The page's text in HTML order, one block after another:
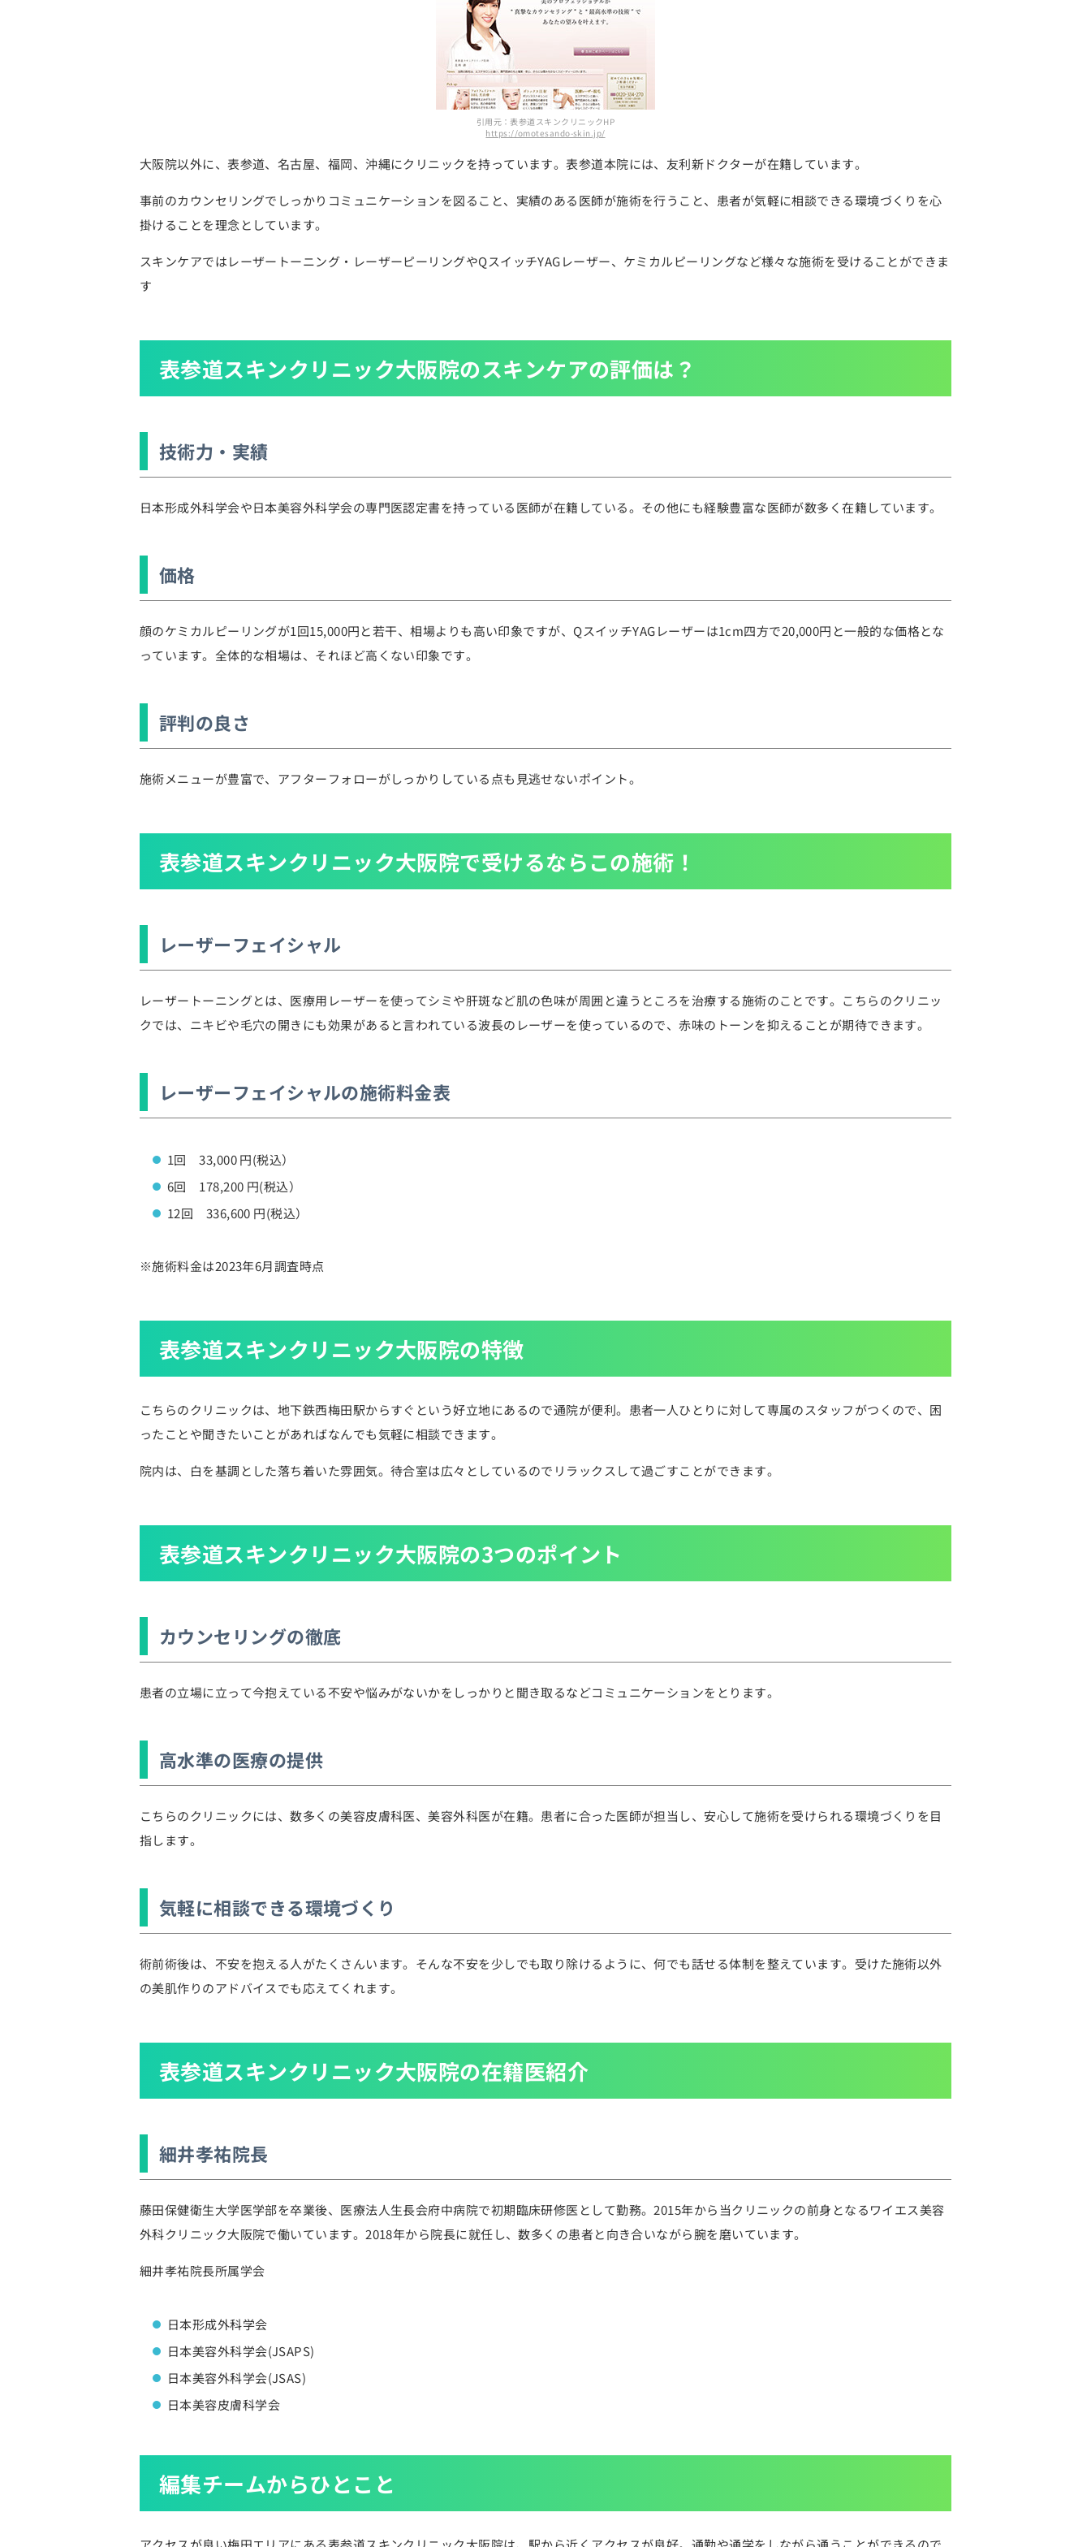
引用元：表参道スキンクリニックHP
https://omotesando-skin.jp/
大阪院以外に、表参道、名古屋、福岡、沖縄にクリニックを持っています。表参道本院には、友利新ドクターが在籍しています。
事前のカウンセリングでしっかりコミュニケーションを図ること、実績のある医師が施術を行うこと、患者が気軽に相談できる環境づくりを心
掛けることを理念としています。
スキンケアではレーザートーニング・レーザーピーリングやQスイッチYAGレーザー、ケミカルピーリングなど様々な施術を受けることができま
す
表参道スキンクリニック大阪院のスキンケアの評価は？
技術力・実績
日本形成外科学会や日本美容外科学会の専門医認定書を持っている医師が在籍している。その他にも経験豊富な医師が数多く在籍しています。
価格
顔のケミカルピーリングが1回15,000円と若干、相場よりも高い印象ですが、QスイッチYAGレーザーは1cm四方で20,000円と一般的な価格とな
っています。全体的な相場は、それほど高くない印象です。
評判の良さ
施術メニューが豊富で、アフターフォローがしっかりしている点も見逃せないポイント。
表参道スキンクリニック大阪院で受けるならこの施術！
レーザーフェイシャル
レーザートーニングとは、医療用レーザーを使ってシミや肝斑など肌の色味が周囲と違うところを治療する施術のことです。こちらのクリニッ
クでは、ニキビや毛穴の開きにも効果があると言われている波長のレーザーを使っているので、赤味のトーンを抑えることが期待できます。
レーザーフェイシャルの施術料金表
1回 33,000 円(税込）
6回 178,200 円(税込）
12回 336,600 円(税込）
※施術料金は2023年6月調査時点
表参道スキンクリニック大阪院の特徴
こちらのクリニックは、地下鉄西梅田駅からすぐという好立地にあるので通院が便利。患者一人ひとりに対して専属のスタッフがつくので、困
ったことや聞きたいことがあればなんでも気軽に相談できます。
院内は、白を基調とした落ち着いた雰囲気。待合室は広々としているのでリラックスして過ごすことができます。
表参道スキンクリニック大阪院の3つのポイント
カウンセリングの徹底
患者の立場に立って今抱えている不安や悩みがないかをしっかりと聞き取るなどコミュニケーションをとります。
高水準の医療の提供
こちらのクリニックには、数多くの美容皮膚科医、美容外科医が在籍。患者に合った医師が担当し、安心して施術を受けられる環境づくりを目
指します。
気軽に相談できる環境づくり
術前術後は、不安を抱える人がたくさんいます。そんな不安を少しでも取り除けるように、何でも話せる体制を整えています。受けた施術以外
の美肌作りのアドバイスでも応えてくれます。
表参道スキンクリニック大阪院の在籍医紹介
細井孝祐院長
藤田保健衛生大学医学部を卒業後、医療法人生長会府中病院で初期臨床研修医として勤務。2015年から当クリニックの前身となるワイエス美容
外科クリニック大阪院で働いています。2018年から院長に就任し、数多くの患者と向き合いながら腕を磨いています。
細井孝祐院長所属学会
日本形成外科学会
日本美容外科学会(JSAPS)
日本美容外科学会(JSAS)
日本美容皮膚科学会
編集チームからひとこと